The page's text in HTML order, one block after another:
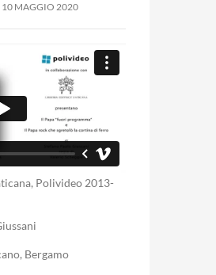
10 MAGGIO 2020
Polivideo 2013-
Bergamo